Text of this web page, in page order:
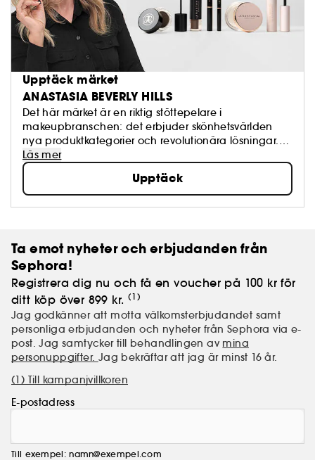
Upptäck märket
ANASTASIA BEVERLY HILLS
Det här märket är en riktig stöttepelare i
makeupbranschen: det erbjuder skönhetsvärlden
nya produktkategorier och revolutionära lösningar.
Anastasia Beverly Hills är känt för sina perfekta
formulor för väldefinierade ögonbryn, sina
ögonkrämer och färgpaletter - samtliga skapade för
att framhäva och försköna ansiktsdragen.
Läs mer
Upptäck
Ta emot nyheter och erbjudanden från
Sephora!
Registrera dig nu och få en voucher på 100 kr för
ditt köp över 899 kr. (1)
Jag godkänner att motta välkomsterbjudandet samt
personliga erbjudanden och nyheter från Sephora via e-
post. Jag samtycker till behandlingen av mina
personuppgifter. Jag bekräftar att jag är minst 16 år.
(1) Till kampanjvillkoren
E-postadress
Till exempel: namn@exempel.com